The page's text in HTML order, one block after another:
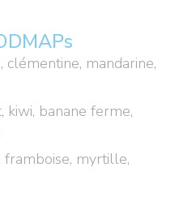
clémentine, mandarine,
kiwi, banane ferme,
framboise, myrtille,